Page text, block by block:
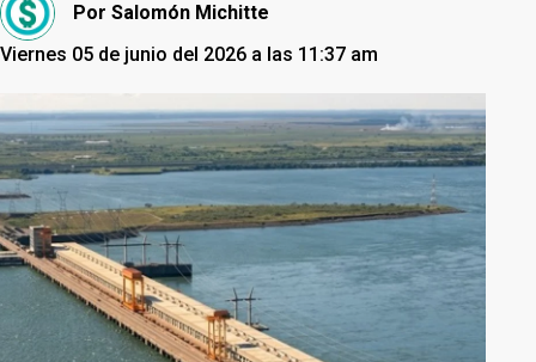
Por Salomón Michitte
Viernes 05 de junio del 2026 a las 11:37 am